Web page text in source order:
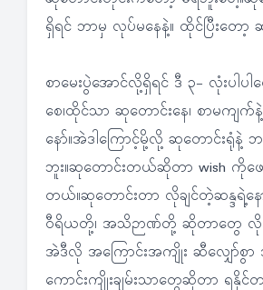
ရှိရင် ဘာမှ လုပ်မနေနဲ့။ ထိုင်ပြီးတော့
စာမေးပွဲအောင်လို့ရှိရင် ဒီ ၃- လုံးပါပါစ
စေ၊ထိုင်သာ ဆုတောင်းနေ၊ စာမကျ
နော်။အဲဒါကြောင့်မို့လို့ ဆုတောင်းရုံနဲ့
ဘူး။ဆုတောင်းတယ်ဆိုတာ wish ကိုဖေ
တယ်။ဆုတောင်းတာ လိုချင်တဲ့ဆန္ဒရဲ့
ဝီရိယတို့၊ အသိဉာဏ်တို့ ဆိုတာတွေ လို
အဲဒီလို အကြောင်းအကျိုး ဆီလျှော်စွ
ကောင်းကျိုးချမ်းသာတွေဆိုတာ ရနို